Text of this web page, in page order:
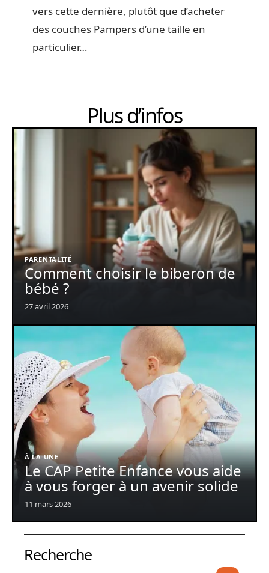
vers cette dernière, plutôt que d’acheter
des couches Pampers d’une taille en
particulier…
Plus d’infos
PARENTALITÉ
Comment choisir le biberon de
bébé ?
27 avril 2026
À LA UNE
Le CAP Petite Enfance vous aide
à vous forger à un avenir solide
11 mars 2026
Recherche